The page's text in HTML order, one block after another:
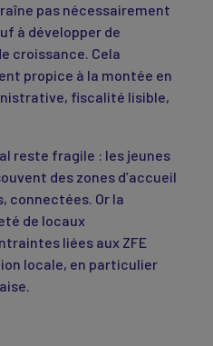
pas nécessairement
à développer de
croissance. Cela
propice à la montée en
fiscalité lisible,
reste fragile : les jeunes
des zones d’accueil
connectées. Or la
de locaux
liées aux ZFE
locale, en particulier